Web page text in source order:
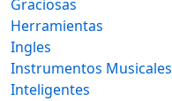
Graciosas
Herramientas
Ingles
Instrumentos Musicales
Inteligentes